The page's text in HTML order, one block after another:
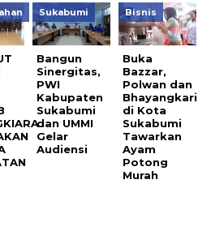
Sukabumi
Bangun
Sinergitas,
PWI
Kabupaten
Sukabumi
dan UMMI
Gelar
Audiensi
Bisnis
Buka
Bazzar,
Polwan dan
Bhayangkari
di Kota
Sukabumi
Tawarkan
Ayam
Potong
Murah